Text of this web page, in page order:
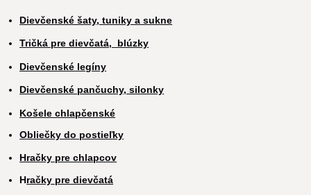
Dievčenské šaty, tuniky a sukne
Tričká pre dievčatá, blúzky
Dievčenské legíny
Dievčenské pančuchy, silonky
Košele chlapčenské
Obliečky do postieľky
Hračky pre chlapcov
Hračky pre dievčatá